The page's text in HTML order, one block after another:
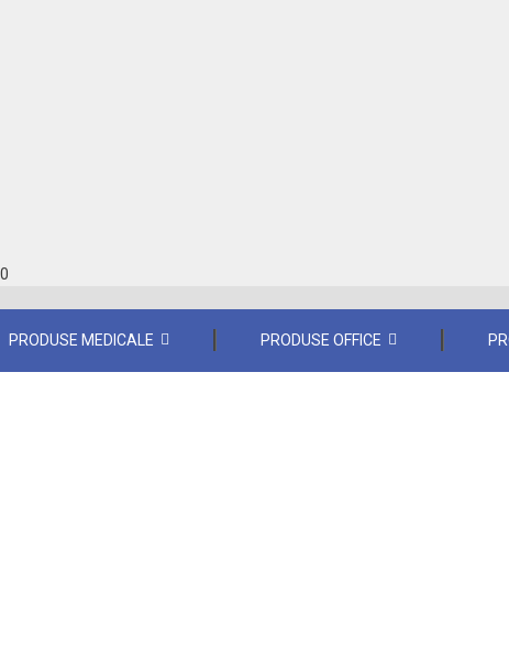
PRODUSE MEDICALE PRODUSE OFFICE